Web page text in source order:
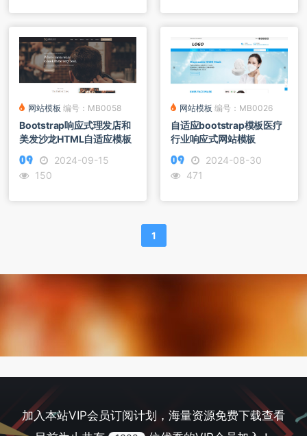
网站模板 编号：MB0058
Bootstrap响应式理发店和
美发沙龙HTML自适应模板
2024-09-15
150
网站模板 编号：MB0026
自适应bootstrap模板医疗
行业响应式网站模板
2024-08-30
471
1
加入本站VIP会员订阅计划，海量资源免费下载查看